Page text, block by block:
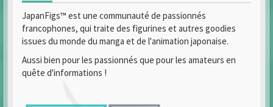
JapanFigs™ est une communauté de passionnés
francophones, qui traite des figurines et autres goodies
issues du monde du manga et de l'animation japonaise.
Aussi bien pour les passionnés que pour les amateurs en
quête d'informations !